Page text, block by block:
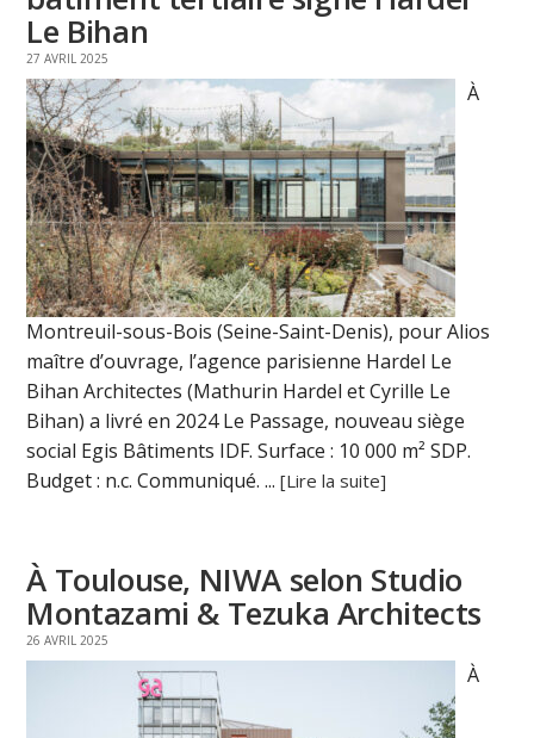
Le Bihan
27 AVRIL 2025
À
Montreuil-sous-Bois (Seine-Saint-Denis), pour Alios
maître d’ouvrage, l’agence parisienne Hardel Le
Bihan Architectes (Mathurin Hardel et Cyrille Le
Bihan) a livré en 2024 Le Passage, nouveau siège
social Egis Bâtiments IDF. Surface : 10 000 m² SDP.
Budget : n.c. Communiqué. ...[Lire la suite]
À Toulouse, NIWA selon Studio
Montazami & Tezuka Architects
26 AVRIL 2025
À